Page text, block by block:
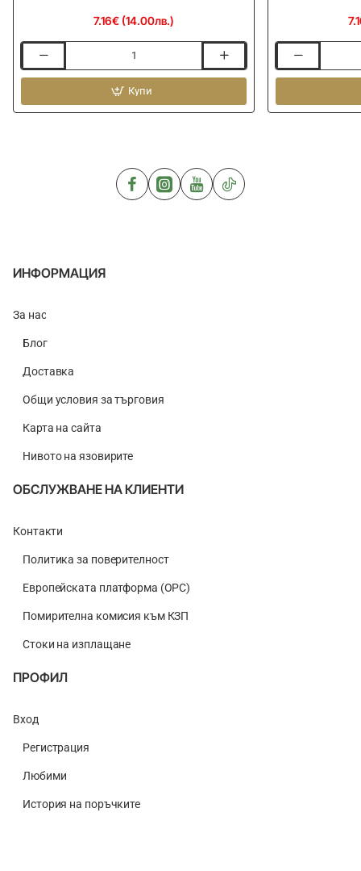
7.16€ (14.00лв.)
CHAMPION
Wonder
Купи
CHAMPION
Wonder
ИНФОРМАЦИЯ
За нас
Блог
Доставка
Общи условия за търговия
Карта на сайта
Нивото на язовирите
ОБСЛУЖВАНЕ НА КЛИЕНТИ
Контакти
Политика за поверителност
Европейската платформа (ОРС)
Помирителна комисия към КЗП
Стоки на изплащане
ПРОФИЛ
Вход
Регистрация
Любими
История на поръчките